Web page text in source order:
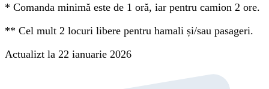
* Comanda minimă este de 1 oră, iar pentru camion 2 ore.
** Cel mult 2 locuri libere pentru hamali și/sau pasageri.
Actualizt la 22 ianuarie 2026